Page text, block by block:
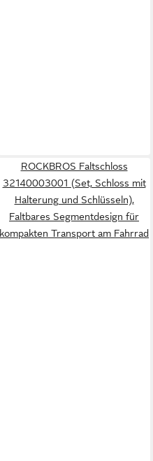
ROCKBROS Faltschloss
32140003001 (Set, Schloss mit
Halterung und Schlüsseln),
Faltbares Segmentdesign für
kompakten Transport am Fahrrad